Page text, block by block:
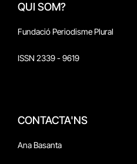
QUI SOM?
Fundació Periodisme Plural
ISSN 2339 - 9619
CONTACTA'NS
Ana Basanta